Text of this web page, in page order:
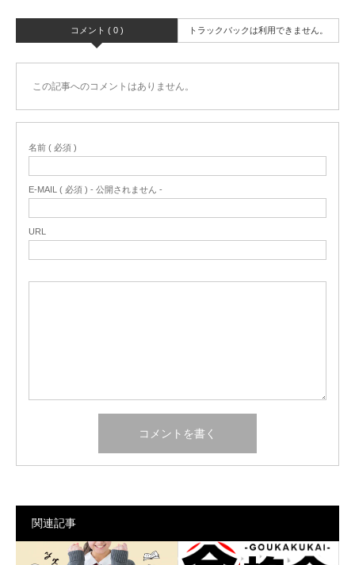
コメント ( 0 ) トラックバックは利用できません。
この記事へのコメントはありません。
名前 ( 必須 )
E-MAIL ( 必須 ) - 公開されません -
URL
関連記事